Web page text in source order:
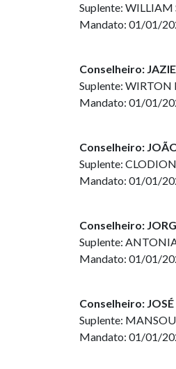
Suplente: WILLIAM
Mandato: 01/01/
Conselheiro:
Suplente: WIRTON
Mandato: 01/01/
Conselheiro: JOÃO
Suplente:
Mandato: 01/01/
Conselheiro:
Suplente:
Mandato: 01/01/
Conselheiro:
Suplente:
Mandato: 01/01/